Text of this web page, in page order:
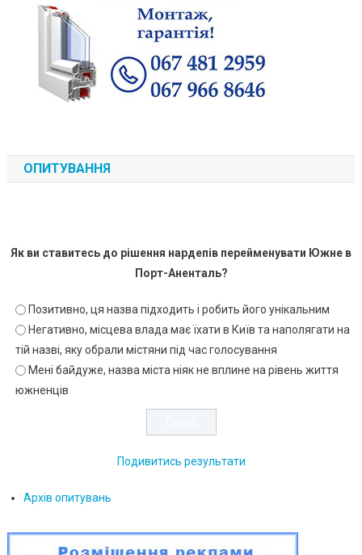
ОПИТУВАННЯ
Як ви ставитесь до рішення нардепів перейменувати Южне в
Порт-Аненталь?
Позитивно, ця назва підходить і робить його унікальним
Негативно, місцева влада має їхати в Київ та наполягати на
тій назві, яку обрали містяни під час голосування
Мені байдуже, назва міста ніяк не вплине на рівень життя
южненців
Подивитись результати
Архів опитувань